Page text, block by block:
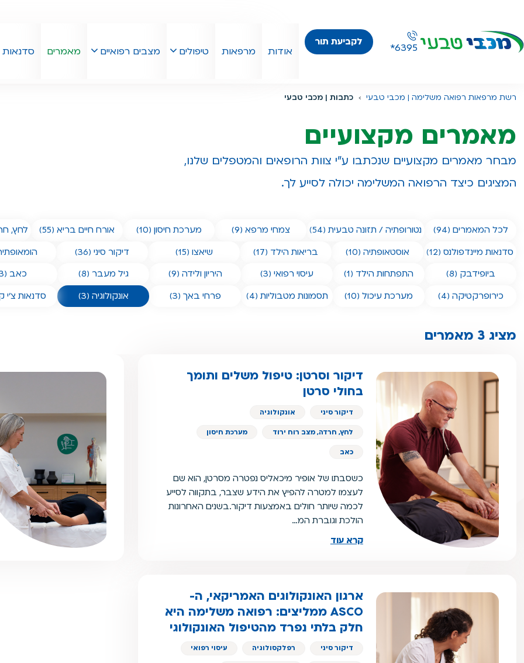
*6395 לקביעת תור
אודות מרפאות טיפולים מצבים רפואיים מאמרים סדנאות
רשת מרפאות רפואה משלימה | מכבי טבעי כתבות | מכבי טבעי
מאמרים מקצועיים
מבחר מאמרים מקצועיים שנכתבו ע"י צוות הרופאים והמטפלים שלנו,
המציגים כיצד הרפואה המשלימה יכולה לסייע לך.
לכל המאמרים (94) נטורופתיה / תזונה טבעית (54) צמחי מרפא (9) מערכת חיסון (10) אורח חיים בריא (55) לחץ,
סדנאות מיינדפולנס (12)
אוסטאופתיה (10) בריאות הילד (17) שיאצו (15) דיקור סיני (36) הומאופתיה
ביופידבק (8)
התפתחות הילד (1) עיסוי רפואי (3) היריון ולידה (9) גיל מעבר (8) כאב (3)
כירופרקטיקה (4)
מערכת עיכול (10) תסמונות מטבוליות (4) פרחי באך (3) אונקולוגיה (3) סדנאות צ'י
מציג 3 מאמרים
דיקור וסרטן: טיפול משלים ותומך
בחולי סרטן
דיקור סיני אונקולוגיה
לחץ, חרדה, מצב רוח ירוד מערכת חיסון
כאב
כשסבתו של אופיר מיכאליס נפטרה מסרטן, הוא שם
לעצמו למטרה להפיץ את הידע שצבר, בתקווה לסייע
לכמה שיותר חולים באמצעות דיקור.בשנים האחרונות
הולכת וגוברת המ…
קרא עוד
ארגון האונקולוגים האמריקאי, ה-
ASCO ממליצים: רפואה משלימה היא
חלק בלתי נפרד מהטיפול האונקולוגי
דיקור סיני רפלקסולוגיה עיסוי רפואי